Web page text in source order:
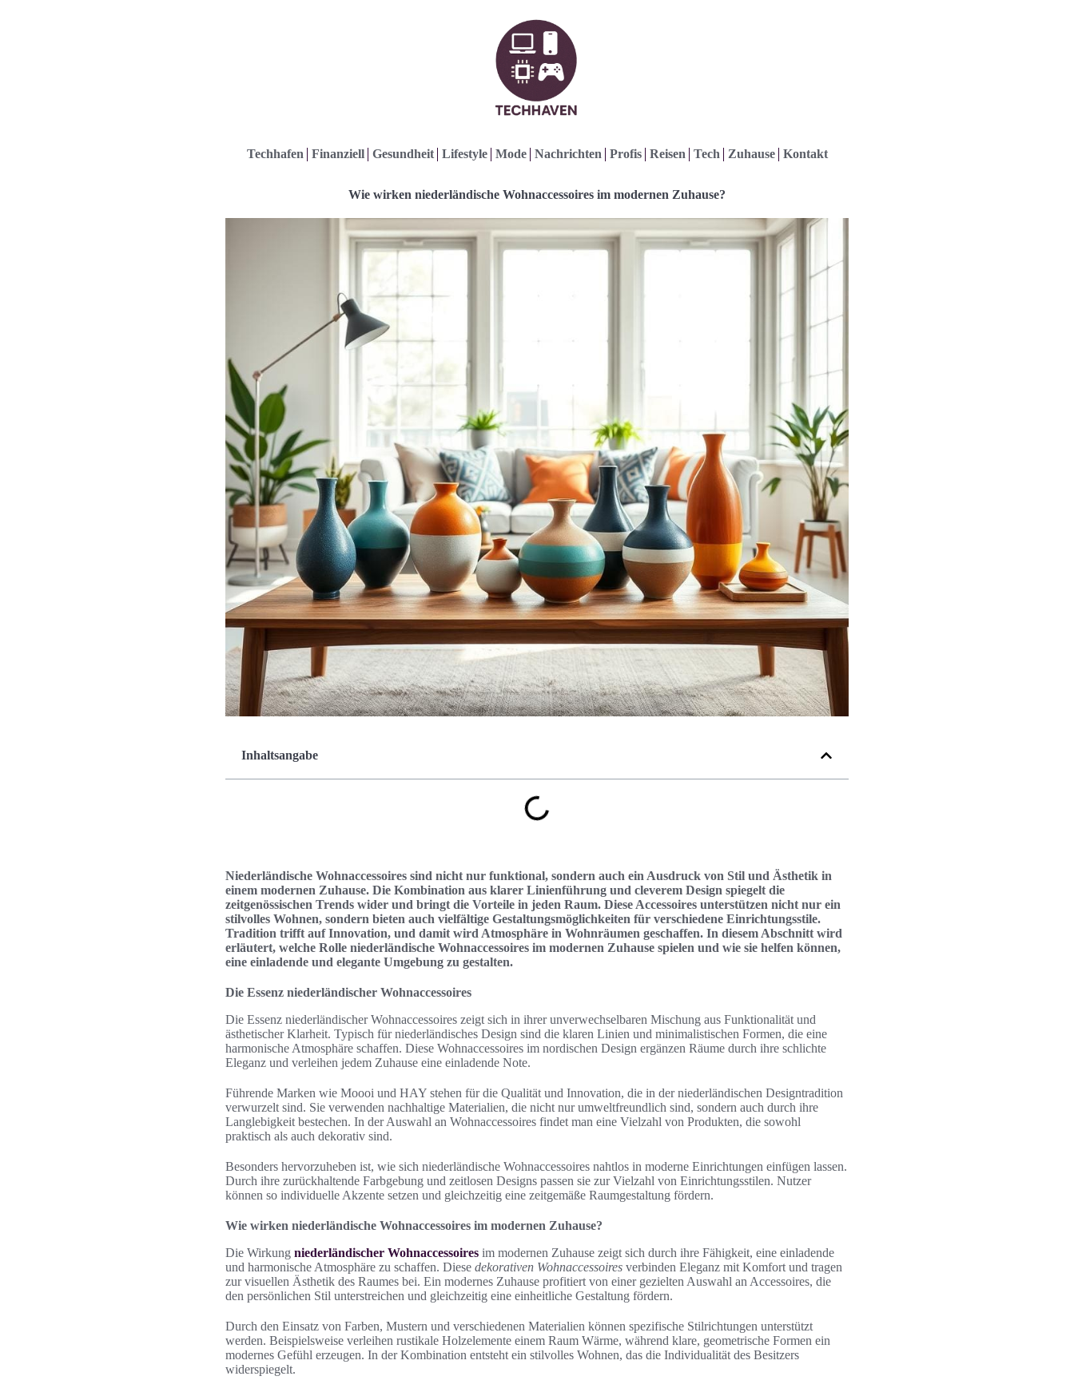
Techhafen Finanziell Gesundheit Lifestyle Mode Nachrichten Profis Reisen Tech Zuhause Kontakt
Wie wirken niederländische Wohnaccessoires im modernen Zuhause?
Inhaltsangabe
Niederländische Wohnaccessoires sind nicht nur funktional, sondern auch ein Ausdruck von Stil und Ästhetik in
einem modernen Zuhause. Die Kombination aus klarer Linienführung und cleverem Design spiegelt die
zeitgenössischen Trends wider und bringt die Vorteile in jeden Raum. Diese Accessoires unterstützen nicht nur ein
stilvolles Wohnen, sondern bieten auch vielfältige Gestaltungsmöglichkeiten für verschiedene Einrichtungsstile.
Tradition trifft auf Innovation, und damit wird Atmosphäre in Wohnräumen geschaffen. In diesem Abschnitt wird
erläutert, welche Rolle niederländische Wohnaccessoires im modernen Zuhause spielen und wie sie helfen können,
eine einladende und elegante Umgebung zu gestalten.
Die Essenz niederländischer Wohnaccessoires
Die Essenz niederländischer Wohnaccessoires zeigt sich in ihrer unverwechselbaren Mischung aus Funktionalität und
ästhetischer Klarheit. Typisch für niederländisches Design sind die klaren Linien und minimalistischen Formen, die eine
harmonische Atmosphäre schaffen. Diese Wohnaccessoires im nordischen Design ergänzen Räume durch ihre schlichte
Eleganz und verleihen jedem Zuhause eine einladende Note.
Führende Marken wie Moooi und HAY stehen für die Qualität und Innovation, die in der niederländischen Designtradition
verwurzelt sind. Sie verwenden nachhaltige Materialien, die nicht nur umweltfreundlich sind, sondern auch durch ihre
Langlebigkeit bestechen. In der Auswahl an Wohnaccessoires findet man eine Vielzahl von Produkten, die sowohl
praktisch als auch dekorativ sind.
Besonders hervorzuheben ist, wie sich niederländische Wohnaccessoires nahtlos in moderne Einrichtungen einfügen lassen.
Durch ihre zurückhaltende Farbgebung und zeitlosen Designs passen sie zur Vielzahl von Einrichtungsstilen. Nutzer
können so individuelle Akzente setzen und gleichzeitig eine zeitgemäße Raumgestaltung fördern.
Wie wirken niederländische Wohnaccessoires im modernen Zuhause?
Die Wirkung niederländischer Wohnaccessoires im modernen Zuhause zeigt sich durch ihre Fähigkeit, eine einladende
und harmonische Atmosphäre zu schaffen. Diese dekorativen Wohnaccessoires verbinden Eleganz mit Komfort und tragen
zur visuellen Ästhetik des Raumes bei. Ein modernes Zuhause profitiert von einer gezielten Auswahl an Accessoires, die
den persönlichen Stil unterstreichen und gleichzeitig eine einheitliche Gestaltung fördern.
Durch den Einsatz von Farben, Mustern und verschiedenen Materialien können spezifische Stilrichtungen unterstützt
werden. Beispielsweise verleihen rustikale Holzelemente einem Raum Wärme, während klare, geometrische Formen ein
modernes Gefühl erzeugen. In der Kombination entsteht ein stilvolles Wohnen, das die Individualität des Besitzers
widerspiegelt.